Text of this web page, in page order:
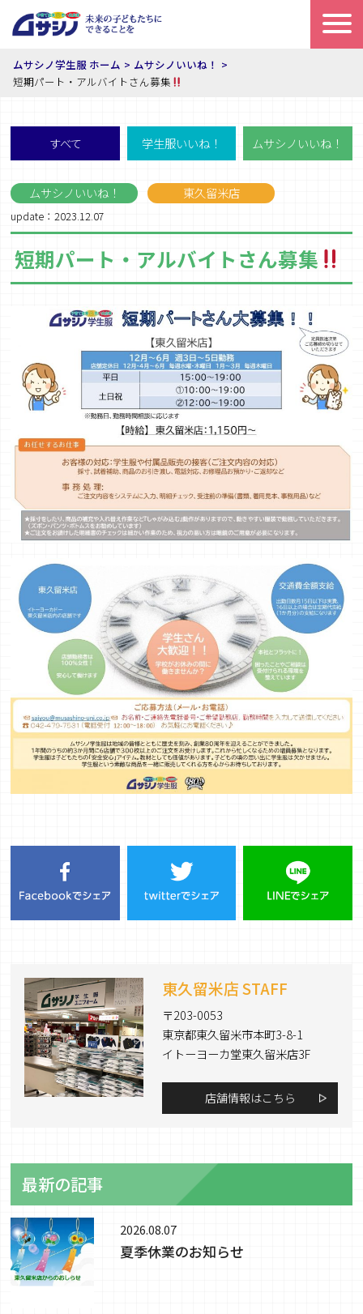
ムサシノ学生服 ホーム
ムサシノいいね！
短期パート・アルバイトさん募集
すべて 学生服いいね！ ムサシノいいね！
ムサシノいいね！ 東久留米店
update：2023.12.07
短期パート・アルバイトさん募集
東久留米店 STAFF
〒203-0053
東京都東久留米市本町3-8-1
イトーヨーカ堂東久留米店3F
店舗情報はこちら
最新の記事
2026.08.07
夏季休業のお知らせ